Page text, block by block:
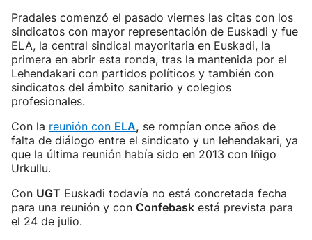
Pradales comenzó el pasado viernes las citas con los
sindicatos con mayor representación de Euskadi y fue
ELA, la central sindical mayoritaria en Euskadi, la
primera en abrir esta ronda, tras la mantenida por el
Lehendakari con partidos políticos y también con
sindicatos del ámbito sanitario y colegios
profesionales.
Con la reunión con ELA, se rompían once años de
falta de diálogo entre el sindicato y un lehendakari, ya
que la última reunión había sido en 2013 con Iñigo
Urkullu.
Con UGT Euskadi todavía no está concretada fecha
para una reunión y con Confebask está prevista para
el 24 de julio.